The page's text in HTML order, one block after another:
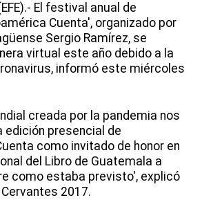
El festival anual de
Cuenta', organizado por
Sergio Ramírez, se
virtual este año debido a la
informó este miércoles
creada por la pandemia nos
edición presencial de
como invitado de honor en
del Libro de Guatemala a
como estaba previsto', explicó
2017.